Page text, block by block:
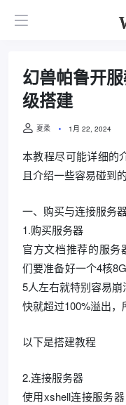
幻兽帕鲁开
级搭建
夏柔 1月 22, 2024
本教程尽可能详细的
且介绍一些容易碰到的
一、购买与连接服务
1.购买服务器
官方文档推荐的服务
们要准备好一个4核
5人左右就特别容易
快就超过100%溢出
以下是搭建教程
2.连接服务器
使用xshell连接服务